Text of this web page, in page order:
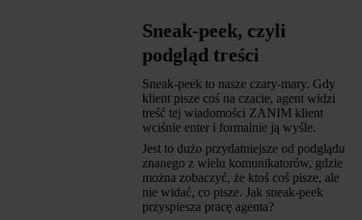
Sneak-peek, czyli
podgląd treści
Sneak-peek to nasze czary-mary. Gdy
klient pisze coś na czacie, agent widzi
treść tej wiadomości ZANIM klient
wciśnie enter i formalnie ją wyśle.
Jest to dużo przydatniejsze od podglądu
znanego z wielu komunikatorów, gdzie
można zobaczyć, że ktoś coś pisze, ale
nie widać, co pisze. Jak sneak-peek
przyspiesza pracę agenta?